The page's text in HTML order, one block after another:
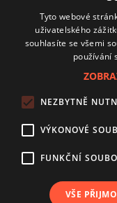
Přihlášením k
zpracování osobních
Zásady používání souborů
Autoři
Nastavení cookies
Tyto webové
uživatelského
souhlasíte se všemi
používání
NEZBYTNĚ
VÝKONOVÉ
FUNKČNÍ
VŠE